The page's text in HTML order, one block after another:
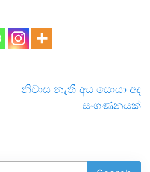
නිවාස නැති අය සොයා අද
සංගණනයක්